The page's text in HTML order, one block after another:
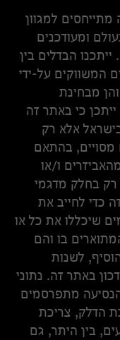
למגוון
ומעודכנים
הבדלים בין
המשווקים על-ידי
מבחינת
כי באתר זה
אלא רק
מסויים, בהתאם
ו/או
בחלק מדגמי
כדי לחייב את
שיכללו את כל או
בו והם
לשנות
באתר זה. נתוני
מתפרסמים
הדלק, צריכת
בין היתר, גם